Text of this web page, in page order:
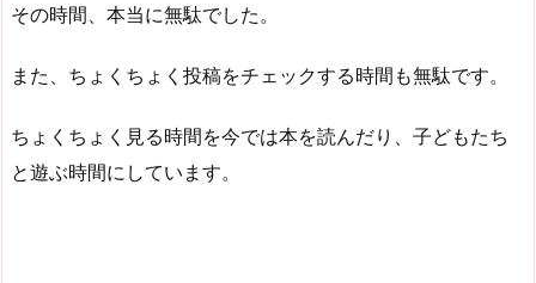
その時間、本当に無駄でした。
また、ちょくちょく投稿をチェックする時間も無駄です。
ちょくちょく見る時間を今では本を読んだり、子どもたち
と遊ぶ時間にしています。